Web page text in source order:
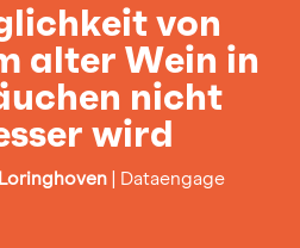
von
alter Wein in
nicht
wird
Dataengage